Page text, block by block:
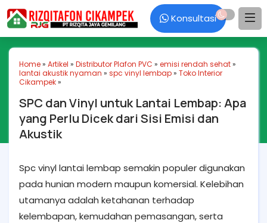
Konsultasi
Home» Artikel » Distributor Plafon PVC » emisi rendah sehat»
lantai akustik nyaman » spc vinyl lembap» Toko Interior
Cikampek»
SPC dan Vinyl untuk Lantai Lembap: Apa
yang Perlu Dicek dari Sisi Emisi dan
Akustik
Spc vinyl lantai lembap semakin populer digunakan
pada hunian modern maupun komersial. Kelebihan
utamanya adalah ketahanan terhadap
kelembapan, kemudahan pemasangan, serta